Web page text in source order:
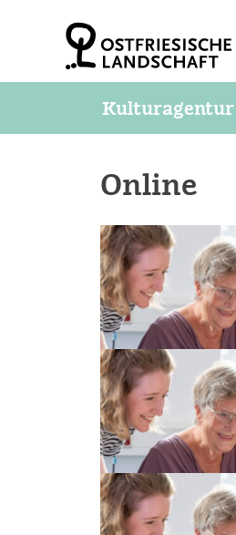
Kulturagentur
Online